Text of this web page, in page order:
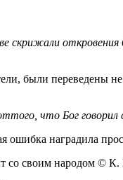
скрижали
были переведены
что Бог говорил
ошибка наградила
со своим народом ©